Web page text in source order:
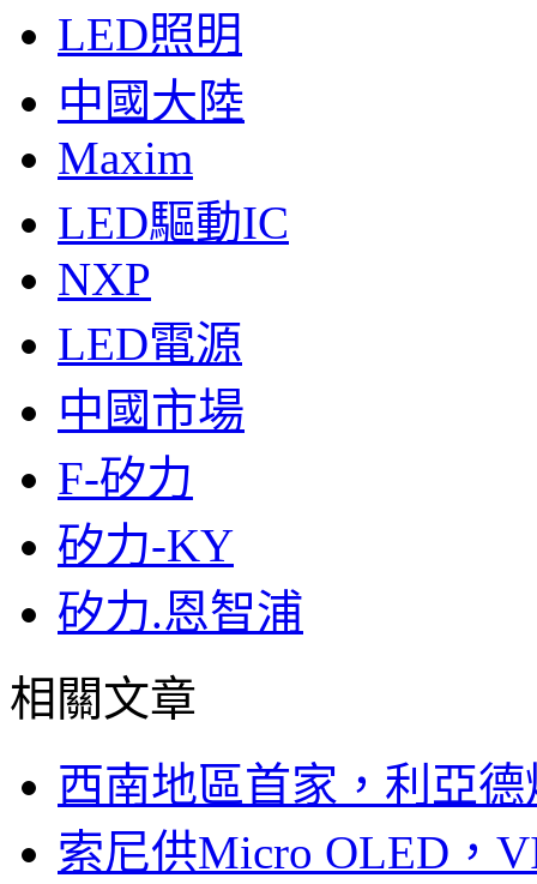
LED照明
中國大陸
Maxim
LED驅動IC
NXP
LED電源
中國市場
F-矽力
矽力-KY
矽力.恩智浦
相關文章
西南地區首家，利亞
索尼供Micro OLED，